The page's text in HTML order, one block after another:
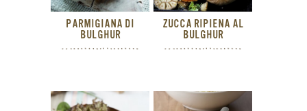
PARMIGIANA DI
BULGHUR
ZUCCA RIPIENA AL
BULGHUR